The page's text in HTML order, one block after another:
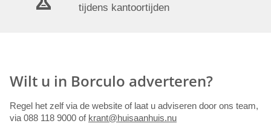
tijdens kantoortijden
Wilt u in Borculo adverteren?
Regel het zelf via de website of laat u adviseren door ons team,
via 088 118 9000 of krant@huisaanhuis.nu